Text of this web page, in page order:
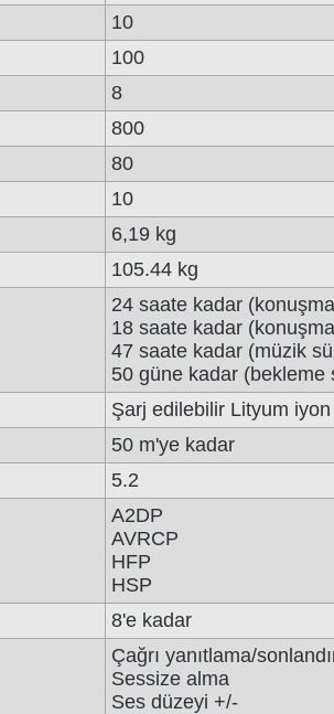
10
100
8
800
80
10
6,19 kg
105.44 kg
24 saate kadar
18 saate kadar
47 saate kadar (müzik
50 güne kadar (bekleme
Şarj edilebilir Lityum iyon
50 m'ye kadar
5.2
A2DP
AVRCP
HFP
HSP
8'e kadar
Çağrı yanıtlama/
Sessize alma
Ses düzeyi +/-